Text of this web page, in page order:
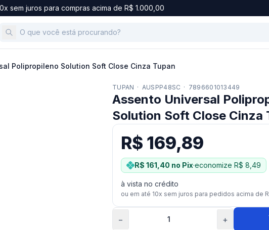
sem juros para compras acima de R$ 1.000,00
Polipropileno Solution Soft Close Cinza Tupan
TUPAN · AUSPP48SC · 7896601013449
Assento Universal
Solution Soft Close Cinza
R$ 169,89
R$ 161,40 no Pix·economize R$ 8,49
à vista no crédito
ou em até 10x sem juros para pedidos acima de
− +